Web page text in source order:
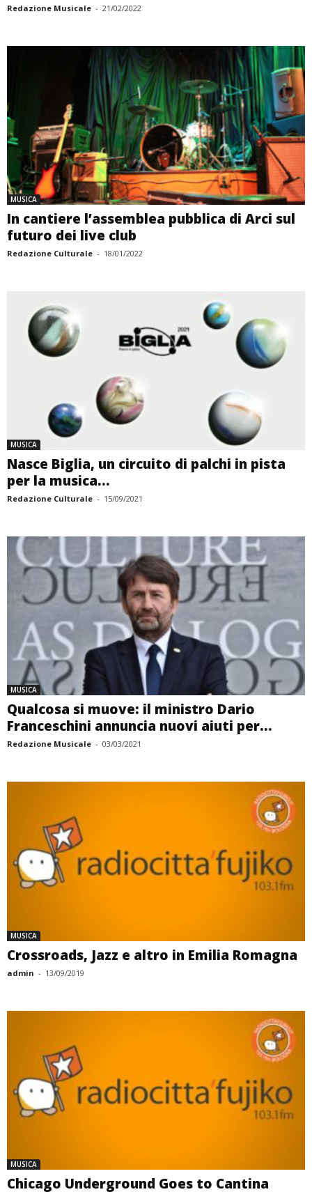
Redazione Musicale - 21/02/2022
MUSICA
In cantiere l’assemblea pubblica di Arci sul
futuro dei live club
Redazione Culturale - 18/01/2022
MUSICA
Nasce Biglia, un circuito di palchi in pista
per la musica...
Redazione Culturale - 15/09/2021
MUSICA
Qualcosa si muove: il ministro Dario
Franceschini annuncia nuovi aiuti per...
Redazione Musicale - 03/03/2021
MUSICA
Crossroads, Jazz e altro in Emilia Romagna
admin - 13/09/2019
MUSICA
Chicago Underground Goes to Cantina